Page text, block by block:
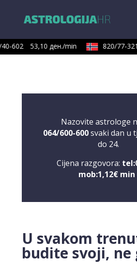
602 53,10 ден./min 820/77-321
Nazovite astrologe
064/600-600svaki dan u
do 24.
Cijena razgovora:
mob:1,12€ min
U svakom
budite svoji,